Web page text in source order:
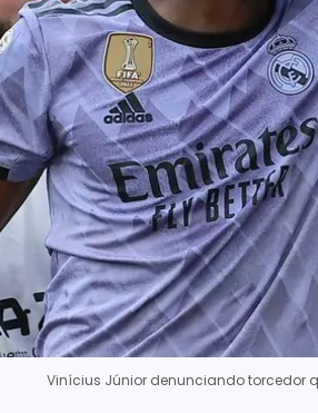
Vinícius Júnior denunciando torcedor